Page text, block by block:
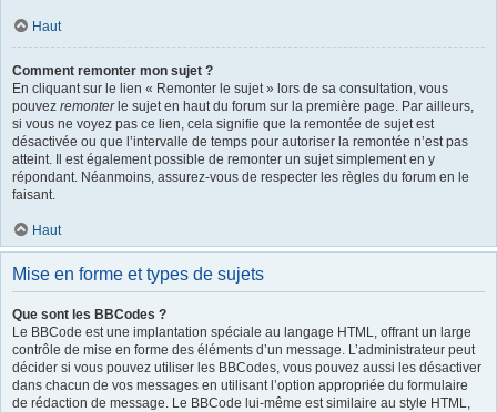
Haut
Comment remonter mon sujet ?
En cliquant sur le lien « Remonter le sujet » lors de sa consultation, vous
pouvez remonterle sujet en haut du forum sur la première page. Par ailleurs,
si vous ne voyez pas ce lien, cela signifie que la remontée de sujet est
désactivée ou que l’intervalle de temps pour autoriser la remontée n’est pas
atteint. Il est également possible de remonter un sujet simplement en y
répondant. Néanmoins, assurez-vous de respecter les règles du forum en le
faisant.
Haut
Mise en forme et types de sujets
Que sont les BBCodes ?
Le BBCode est une implantation spéciale au langage HTML, offrant un large
contrôle de mise en forme des éléments d’un message. L’administrateur peut
décider si vous pouvez utiliser les BBCodes, vous pouvez aussi les désactiver
dans chacun de vos messages en utilisant l’option appropriée du formulaire
de rédaction de message. Le BBCode lui-même est similaire au style HTML,